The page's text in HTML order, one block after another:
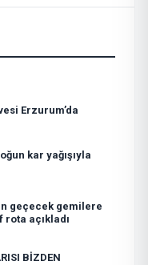
Erzurum’da
kar yağışıyla
geçecek gemilere
açıkladı
BİZDEN